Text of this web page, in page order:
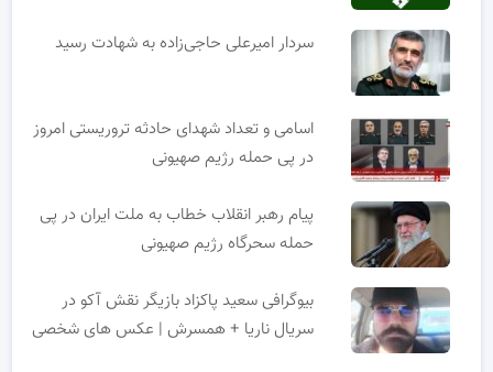
سردار امیرعلی حاجی‌زاده به شهادت رسید
اسامی و تعداد شهدای حادثه تروریستی امروز
در پی حمله رژیم صهیونی
پیام رهبر انقلاب خطاب به ملت ایران در پی
حمله سحرگاه رژیم صهیونی
بیوگرافی سعید پاکزاد بازیگر نقش آکو در
سریال ناریا + همسرش | عکس های شخصی